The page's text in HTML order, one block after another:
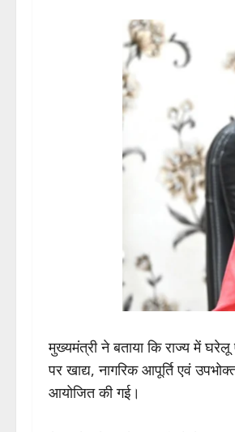
मुख्यमंत्री ने बताया कि राज्य में
पर खाद्य, नागरिक आपूर्ति एवं
आयोजित की गई।